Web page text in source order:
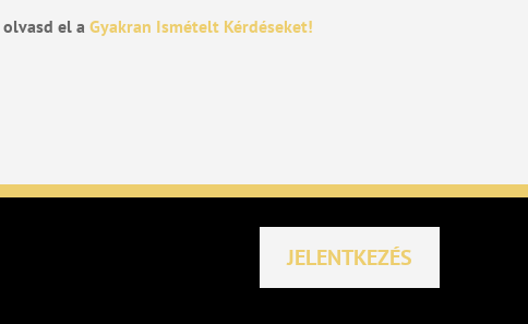
el a Gyakran Ismételt Kérdéseket!
JELENTKEZÉS